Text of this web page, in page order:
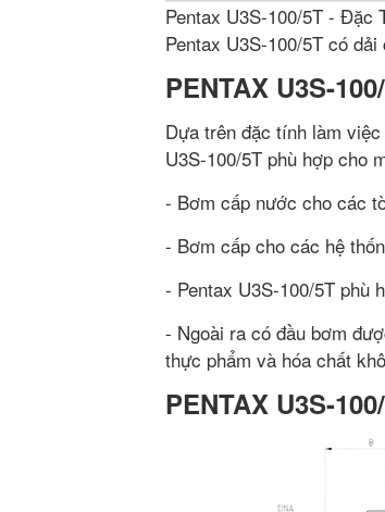
Pentax U3S-100/5T - Đặc
Pentax U3S-100/5T có
PENTAX U3S-
Dựa trên đặc tính làm
U3S-100/5T phù hợp cho
- Bơm cấp nước cho các
- Bơm cấp cho các hệ
- Pentax U3S-100/5T phù
- Ngoài ra có đầu bơm
thực phẩm và hóa chất
PENTAX U3S-